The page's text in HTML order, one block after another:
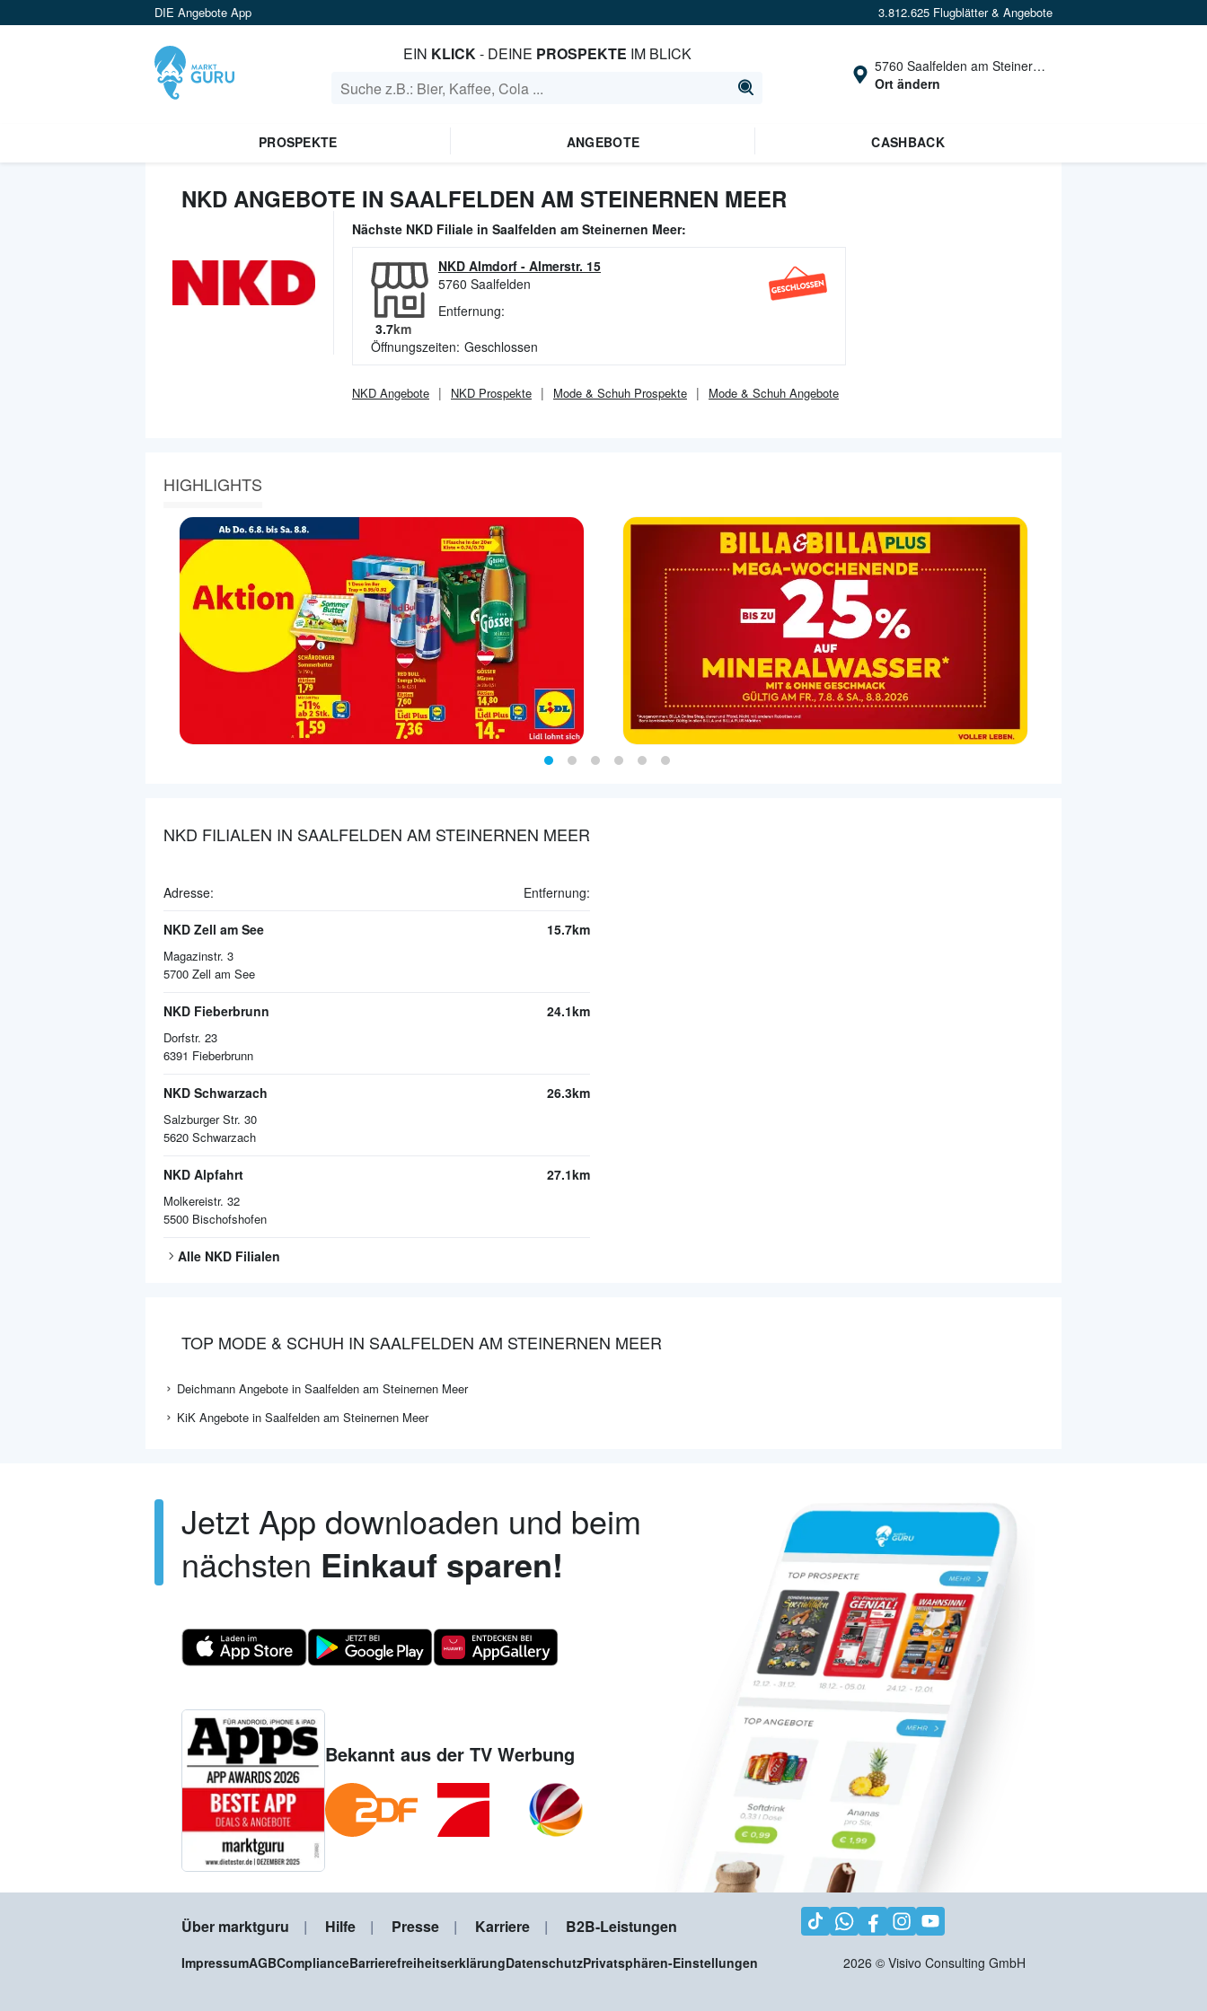
DIE Angebote App 3.812.625 Flugblätter & Angebote
EIN KLICK- DEINE PROSPEKTE IM BLICK
5760 Saalfelden am Steinernen Meer
Ort ändern
PROSPEKTE ANGEBOTE CASHBACK
NKD ANGEBOTE IN SAALFELDEN AM STEINERNEN MEER
Nächste NKD Filiale in Saalfelden am Steinernen Meer:
NKD Almdorf - Almerstr. 15
5760 Saalfelden
Entfernung:
3.7km
Öffnungszeiten: Geschlossen
NKD Angebote NKD Prospekte Mode & Schuh Prospekte Mode & Schuh Angebote
HIGHLIGHTS
NKD FILIALEN IN SAALFELDEN AM STEINERNEN MEER
Adresse: Entfernung:
NKD Zell am See
Magazinstr. 3
5700 Zell am See
15.7km
NKD Fieberbrunn
Dorfstr. 23
6391 Fieberbrunn
24.1km
NKD Schwarzach
Salzburger Str. 30
5620 Schwarzach
26.3km
NKD Alpfahrt
Molkereistr. 32
5500 Bischofshofen
27.1km
Alle NKD Filialen
TOP MODE & SCHUH IN SAALFELDEN AM STEINERNEN MEER
Deichmann Angebote in Saalfelden am Steinernen Meer
KiK Angebote in Saalfelden am Steinernen Meer
Jetzt App downloaden und beim
nächsten Einkauf sparen!
Bekannt aus der TV Werbung
Über marktguru Hilfe Presse Karriere B2B-Leistungen
ImpressumAGBComplianceBarrierefreiheitserklärungDatenschutzPrivatsphären-Einstellungen 2026 © Visivo Consulting GmbH